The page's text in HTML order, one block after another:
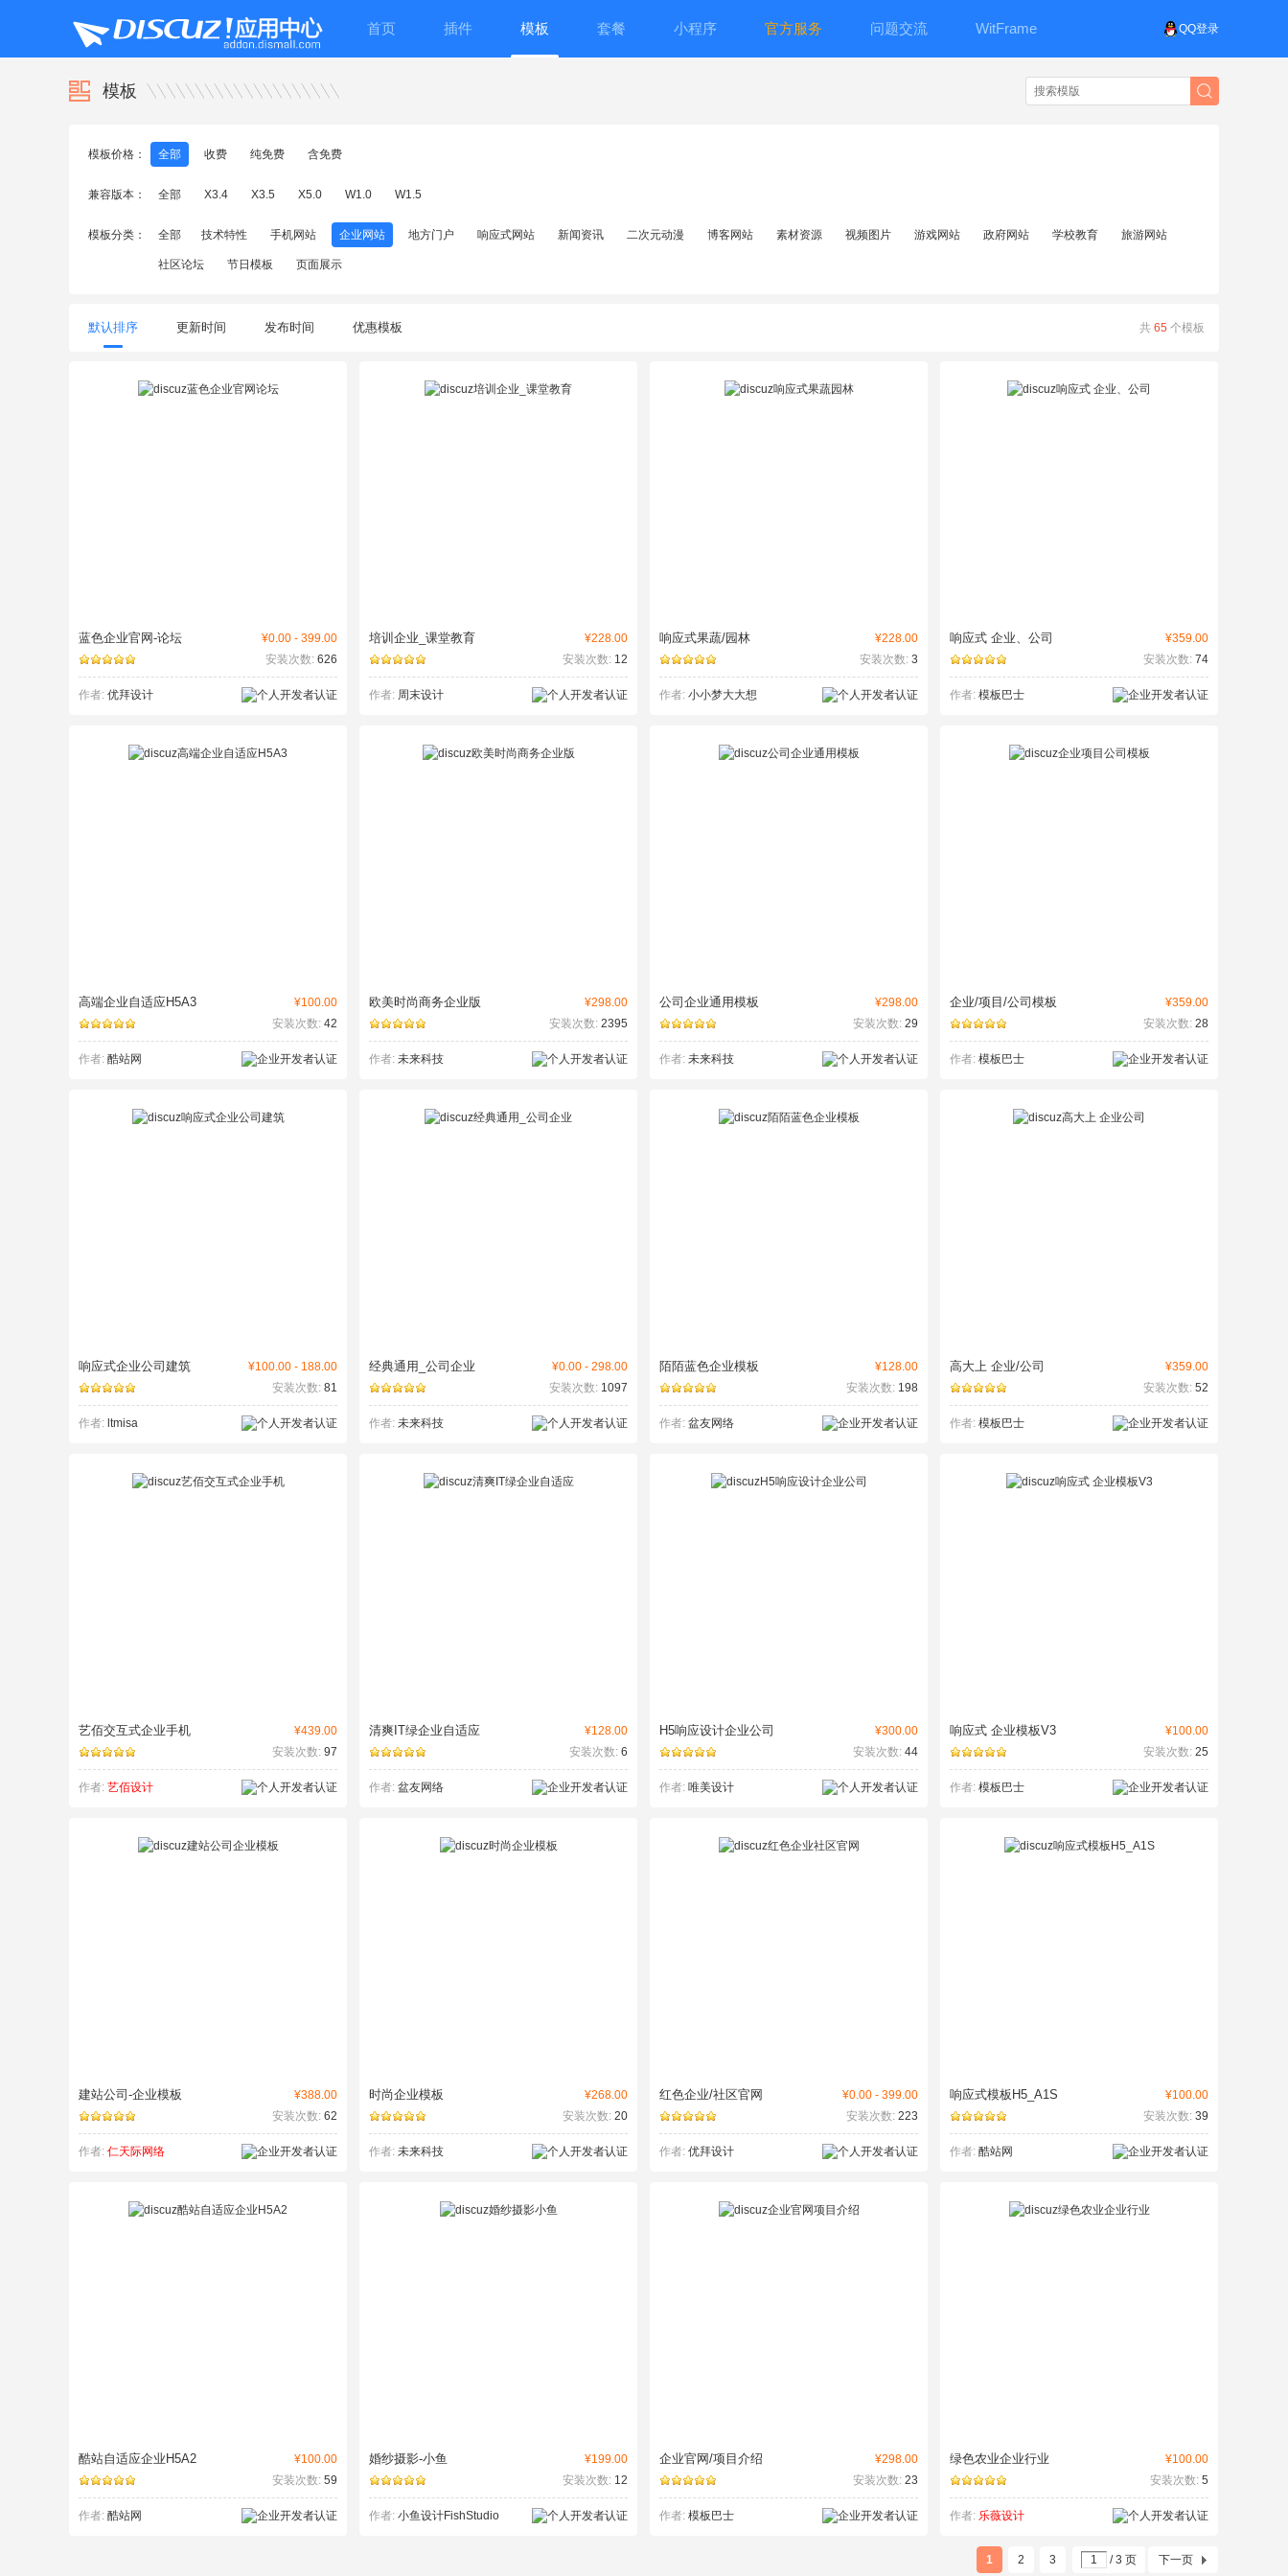
QQ登录
首页 插件 模板 套餐 小程序 官方服务 问题交流 WitFrame
模板
模板价格： 全部 收费 纯免费 含免费
兼容版本： 全部 X3.4 X3.5 X5.0 W1.0 W1.5
模板分类： 全部 技术特性 手机网站 企业网站 地方门户 响应式网站 新闻资讯 二次元动漫 博客网站 素材资源 视频图片 游戏网站 政府网站 学校教育 旅游网站
社区论坛 节日模板 页面展示
共 65 个模板
默认排序 更新时间 发布时间 优惠模板
¥0.00 - 399.00
蓝色企业官网-论坛
安装次数: 626
作者: 优拜设计
¥228.00
培训企业_课堂教育
安装次数: 12
作者: 周末设计
¥228.00
响应式果蔬/园林
安装次数: 3
作者: 小小梦大大想
¥359.00
响应式 企业、公司
安装次数: 74
作者: 模板巴士
¥100.00
高端企业自适应H5A3
安装次数: 42
作者: 酷站网
¥298.00
欧美时尚商务企业版
安装次数: 2395
作者: 未来科技
¥298.00
公司企业通用模板
安装次数: 29
作者: 未来科技
¥359.00
企业/项目/公司模板
安装次数: 28
作者: 模板巴士
¥100.00 - 188.00
响应式企业公司建筑
安装次数: 81
作者: ltmisa
¥0.00 - 298.00
经典通用_公司企业
安装次数: 1097
作者: 未来科技
¥128.00
陌陌蓝色企业模板
安装次数: 198
作者: 盆友网络
¥359.00
高大上 企业/公司
安装次数: 52
作者: 模板巴士
¥439.00
艺佰交互式企业手机
安装次数: 97
作者: 艺佰设计
¥128.00
清爽IT绿企业自适应
安装次数: 6
作者: 盆友网络
¥300.00
H5响应设计企业公司
安装次数: 44
作者: 唯美设计
¥100.00
响应式 企业模板V3
安装次数: 25
作者: 模板巴士
¥388.00
建站公司-企业模板
安装次数: 62
作者: 仁天际网络
¥268.00
时尚企业模板
安装次数: 20
作者: 未来科技
¥0.00 - 399.00
红色企业/社区官网
安装次数: 223
作者: 优拜设计
¥100.00
响应式模板H5_A1S
安装次数: 39
作者: 酷站网
¥100.00
酷站自适应企业H5A2
安装次数: 59
作者: 酷站网
¥199.00
婚纱摄影-小鱼
安装次数: 12
作者: 小鱼设计FishStudio
¥298.00
企业官网/项目介绍
安装次数: 23
作者: 模板巴士
¥100.00
绿色农业企业行业
安装次数: 5
作者: 乐薇设计
1 2 3 / 3 页 下一页